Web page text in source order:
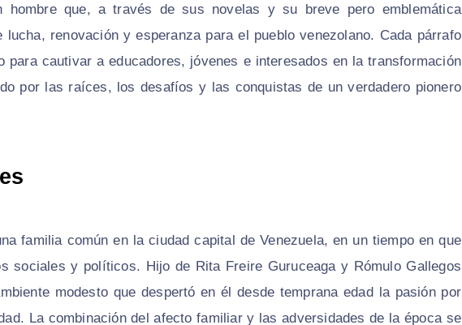
que, a través de sus novelas y su breve pero emblemática
renovación y esperanza para el pueblo venezolano. Cada párrafo
para cautivar a educadores, jóvenes e interesados en la transformación
por las raíces, los desafíos y las conquistas de un verdadero pionero
familia común en la ciudad capital de Venezuela, en un tiempo en que
sociales y políticos. Hijo de Rita Freire Guruceaga y Rómulo Gallegos
modesto que despertó en él desde temprana edad la pasión por
La combinación del afecto familiar y las adversidades de la época se